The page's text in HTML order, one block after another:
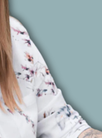
precyzyjnego
wysoką jakość
kontakcie
klienta.
zebranych danych
stworzenie projektu